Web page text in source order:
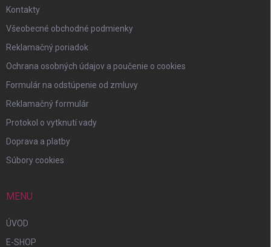
Kontakty
Všeobecné obchodné podmienky
Reklamačný poriadok
Ochrana osobných údajov a poučenie o cookies
Formulár na odstúpenie od zmluvy
Reklamačný formulár
Protokol o vytknutí vady
Doprava a platby
Súbory cookies
MENU
ÚVOD
E-SHOP